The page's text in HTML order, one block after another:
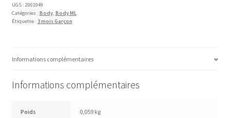
SERGENT
MAJOR
UGS : 2001049
Catégories : Body, Body ML
Étiquette : 3 mois Garçon
Informations complémentaires
Informations complémentaires
Poids 0,059 kg